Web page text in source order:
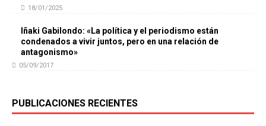
18/01/2025
Iñaki Gabilondo: «La política y el periodismo están
condenados a vivir juntos, pero en una relación de
antagonismo»
05/09/2017
PUBLICACIONES RECIENTES